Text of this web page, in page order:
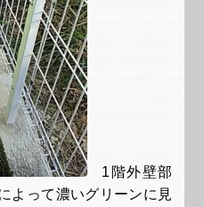
1階外壁部
よって濃いグリーンに見